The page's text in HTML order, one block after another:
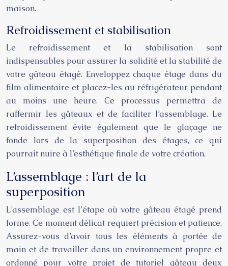
maison.
Refroidissement et stabilisation
Le refroidissement et la stabilisation sont
indispensables pour assurer la solidité et la stabilité de
votre gâteau étagé. Enveloppez chaque étage dans du
film alimentaire et placez-les au réfrigérateur pendant
au moins une heure. Ce processus permettra de
raffermir les gâteaux et de faciliter l’assemblage. Le
refroidissement évite également que le glaçage ne
fonde lors de la superposition des étages, ce qui
pourrait nuire à l’esthétique finale de votre création.
L’assemblage : l’art de la
superposition
L’assemblage est l’étape où votre gâteau étagé prend
forme. Ce moment délicat requiert précision et patience.
Assurez-vous d’avoir tous les éléments à portée de
main et de travailler dans un environnement propre et
ordonné pour votre projet de tutoriel gâteau deux